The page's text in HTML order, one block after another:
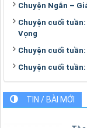
Chuyện Ngắn –
Chuyện cuối
Vọng
Chuyện cuối
Chuyện cuối
TIN / BÀI MỚI